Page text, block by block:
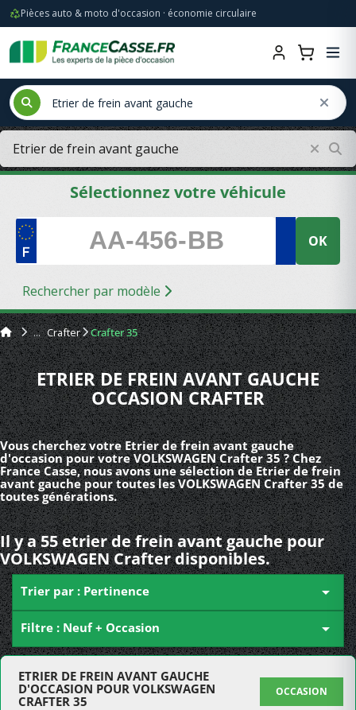
Pièces auto & moto d'occasion · économie circulaire
Sélectionnez votre véhicule
OK
Rechercher par modèle
Crafter Crafter 35
ETRIER DE FREIN AVANT GAUCHE
OCCASION CRAFTER
Vous cherchez votre Etrier de frein avant gauche
d'occasion pour votre VOLKSWAGEN Crafter 35 ? Chez
France Casse, nous avons une sélection de Etrier de frein
avant gauche pour toutes les VOLKSWAGEN Crafter 35 de
toutes générations.
Il y a 55 etrier de frein avant gauche pour
VOLKSWAGEN Crafter disponibles.
Trier par : Pertinence 
Filtre : Neuf + Occasion 
ETRIER DE FREIN AVANT GAUCHE
D'OCCASION POUR VOLKSWAGEN
CRAFTER 35
OCCASION